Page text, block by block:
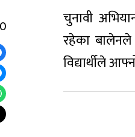
चुनावी
रहेका
विद्यार्थीले